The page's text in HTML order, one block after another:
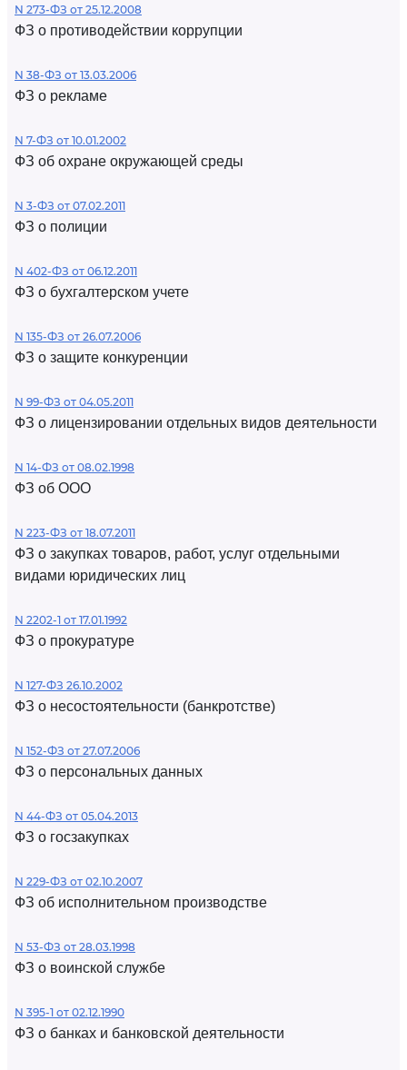
N 273-ФЗ от 25.12.2008
ФЗ о противодействии коррупции
N 38-ФЗ от 13.03.2006
ФЗ о рекламе
N 7-ФЗ от 10.01.2002
ФЗ об охране окружающей среды
N 3-ФЗ от 07.02.2011
ФЗ о полиции
N 402-ФЗ от 06.12.2011
ФЗ о бухгалтерском учете
N 135-ФЗ от 26.07.2006
ФЗ о защите конкуренции
N 99-ФЗ от 04.05.2011
ФЗ о лицензировании отдельных видов деятельности
N 14-ФЗ от 08.02.1998
ФЗ об ООО
N 223-ФЗ от 18.07.2011
ФЗ о закупках товаров, работ, услуг отдельными
видами юридических лиц
N 2202-1 от 17.01.1992
ФЗ о прокуратуре
N 127-ФЗ 26.10.2002
ФЗ о несостоятельности (банкротстве)
N 152-ФЗ от 27.07.2006
ФЗ о персональных данных
N 44-ФЗ от 05.04.2013
ФЗ о госзакупках
N 229-ФЗ от 02.10.2007
ФЗ об исполнительном производстве
N 53-ФЗ от 28.03.1998
ФЗ о воинской службе
N 395-1 от 02.12.1990
ФЗ о банках и банковской деятельности